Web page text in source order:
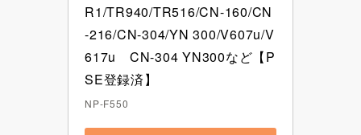
R1/TR940/TR516/CN-160/CN
-216/CN-304/YN 300/V607u/V
617u　CN-304 YN300など【P
SE登録済】
NP-F550